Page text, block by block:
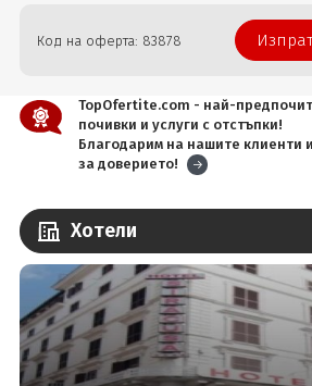
Код на оферта: 83878
TopOfertite.com - най-
почивки и услуги с отстъпки!
Благодарим на нашите клиенти
за доверието!
Хотели